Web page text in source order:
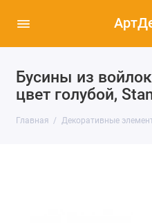
Бусины из
цвет голубой,
Главная Декоративные